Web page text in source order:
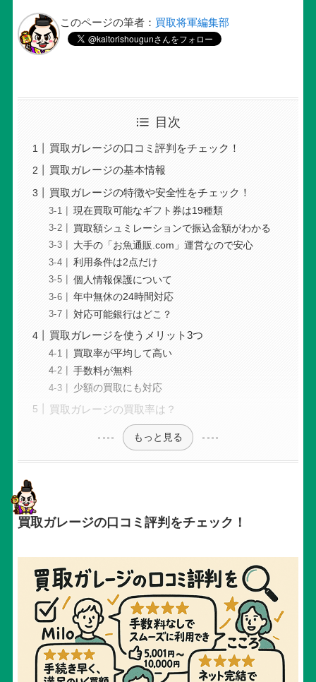
このページの筆者： 買取将軍編集部
目次
買取ガレージの口コミ評判をチェック！
買取ガレージの基本情報
買取ガレージの特徴や安全性をチェック！
現在買取可能なギフト券は19種類
買取額シュミレーションで振込金額がわかる
大手の「お魚通販.com」運営なので安心
利用条件は2点だけ
個人情報保護について
年中無休の24時間対応
対応可能銀行はどこ？
買取ガレージを使うメリット3つ
買取率が平均して高い
手数料が無料
少額の買取にも対応
買取ガレージの買取率は？
もっと見る
買取ガレージの口コミ評判をチェック！